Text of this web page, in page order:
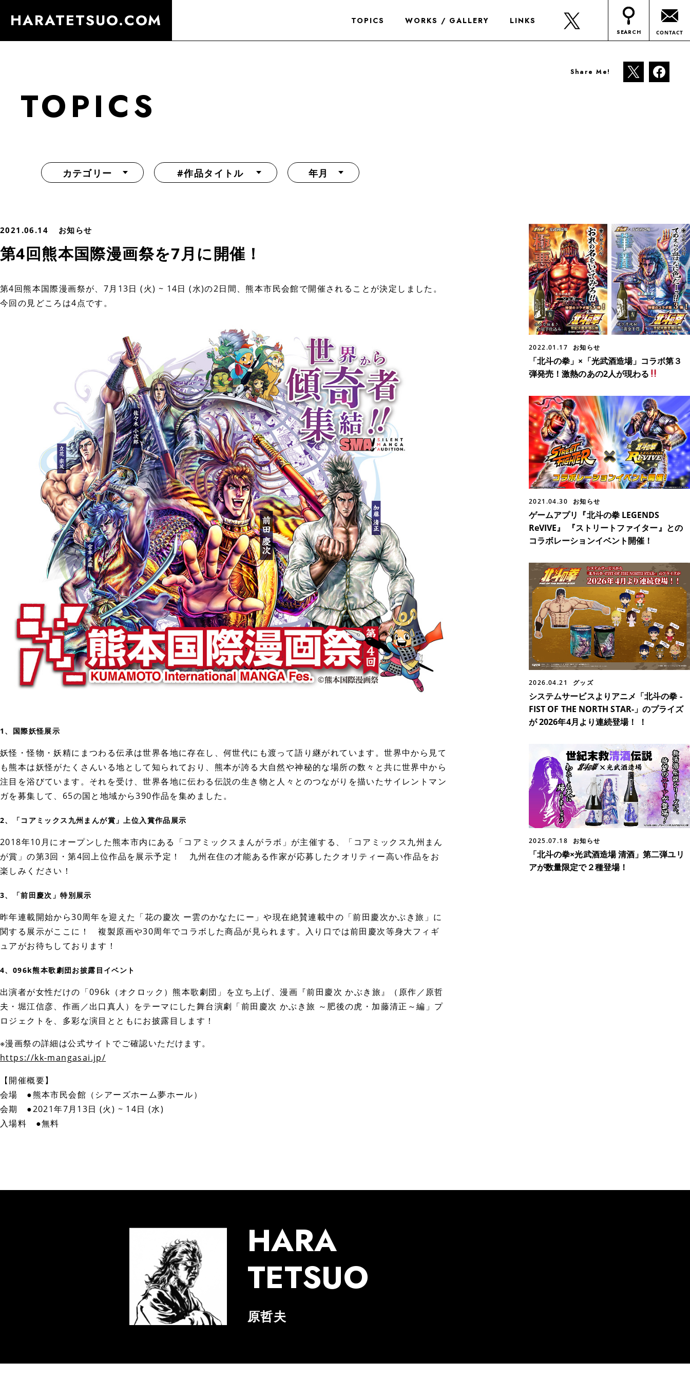
HARATETSUO.COM TOPICS WORKS / GALLERY LINKS
SEARCH CONTACT
Share Me!
TOPICS
カテゴリー #作品タイトル 年月
2021.06.14 お知らせ
第4回熊本国際漫画祭を7月に開催！
第4回熊本国際漫画祭が、7月13日 (火) ~ 14日 (水)の2日間、熊本市民会館で開催されることが決定しました。
今回の見どころは4点です。
1、国際妖怪展示
妖怪・怪物・妖精にまつわる伝承は世界各地に存在し、何世代にも渡って語り継がれています。世界中から見て
も熊本は妖怪がたくさんいる地として知られており、熊本が誇る大自然や神秘的な場所の数々と共に世界中から
注目を浴びています。それを受け、世界各地に伝わる伝説の生き物と人々とのつながりを描いたサイレントマン
ガを募集して、65の国と地域から390作品を集めました。
2、「コアミックス九州まんが賞」上位入賞作品展示
2018年10月にオープンした熊本市内にある「コアミックスまんがラボ」が主催する、「コアミックス九州まん
が賞」の第3回・第4回上位作品を展示予定！ 九州在住の才能ある作家が応募したクオリティー高い作品をお
楽しみください！
3、「前田慶次」特別展示
昨年連載開始から30周年を迎えた「花の慶次 ー雲のかなたにー」や現在絶賛連載中の「前田慶次かぶき旅」に
関する展示がここに！ 複製原画や30周年でコラボした商品が見られます。入り口では前田慶次等身大フィギ
ュアがお待ちしております！
4、096k熊本歌劇団お披露目イベント
出演者が女性だけの「096k（オクロック）熊本歌劇団」を立ち上げ、漫画『前田慶次 かぶき旅』（原作／原哲
夫・堀江信彦、作画／出口真人）をテーマにした舞台演劇「前田慶次 かぶき旅 ～肥後の虎・加藤清正～編」プ
ロジェクトを、多彩な演目とともにお披露目します！
※漫画祭の詳細は公式サイトでご確認いただけます。
https://kk-mangasai.jp/
【開催概要】
会場 ●熊本市民会館（シアーズホーム夢ホール）
会期 ●2021年7月13日 (火) ~ 14日 (水)
入場料 ●無料
2022.01.17 お知らせ
「北斗の拳」×「光武酒造場」コラボ第３
弾発売！激熱のあの2人が現わる
2021.04.30 お知らせ
ゲームアプリ『北斗の拳 LEGENDS
ReVIVE』 『ストリートファイター』との
コラボレーションイベント開催！
2026.04.21 グッズ
システムサービスよりアニメ「北斗の拳 -
FIST OF THE NORTH STAR-」のプライズ
が 2026年4月より連続登場！ ！
2025.07.18 お知らせ
「北斗の拳×光武酒造場 清酒」第二弾ユリ
アが数量限定で２種登場！
HARA
TETSUO
原哲夫